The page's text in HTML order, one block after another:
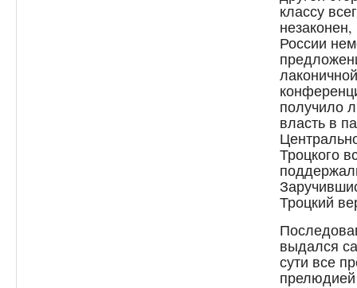
классу
России
получило
власть в
Троцкого
Троцкий
выдался
сути все